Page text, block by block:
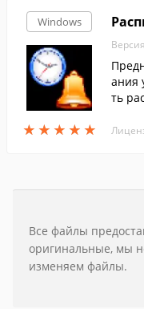
Windows
★ ★ ★ ★ ★
★ ★ ★ ★ ★
ания
ть
Все файлы
оригинальные, мы
изменяем файлы.